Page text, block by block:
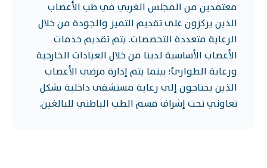
معتمدين من المجلس الغربي في طب الأعصاب
الذين يركزون على تقديم التميز والجودة من خلال
الرعاية متعددة التخصصات. يتم تقديم خدمات
الأعصاب الأساسية لدينا من خلال العيادات الخارجية
ورعاية الطوارئ؛ بينما يتم إدارة مرضى الأعصاب
الذين يحتاجون إلى رعاية مستشفى داخلية بشكل
تعاوني تحت إشراف قسم الطب الباطني للبالغين.